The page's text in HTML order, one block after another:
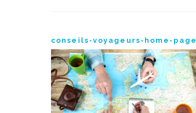
conseils-voyageurs-home-page